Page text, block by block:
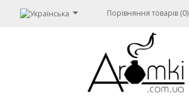
Порівняння товарів (0)